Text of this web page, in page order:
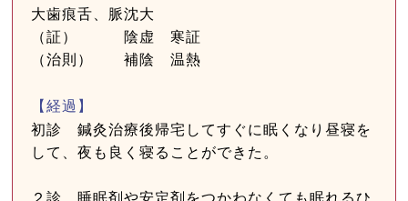
大歯痕舌、脈沈大
（証） 陰虚 寒証
（治則） 補陰 温熱
【経過】
初診 鍼灸治療後帰宅してすぐに眠くなり昼寝を
して、夜も良く寝ることができた。
２診 睡眠剤や安定剤をつかわなくても眠れるひ